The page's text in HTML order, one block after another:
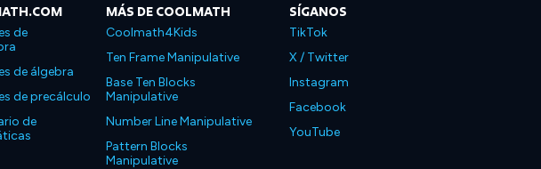
de
de álgebra
de precálculo
de
MÁS DE COOLMATH
Coolmath4Kids
Ten Frame Manipulative
Base Ten Blocks
Manipulative
Number Line Manipulative
Pattern Blocks
Manipulative
SÍGANOS
TikTok
X / Twitter
Instagram
Facebook
YouTube